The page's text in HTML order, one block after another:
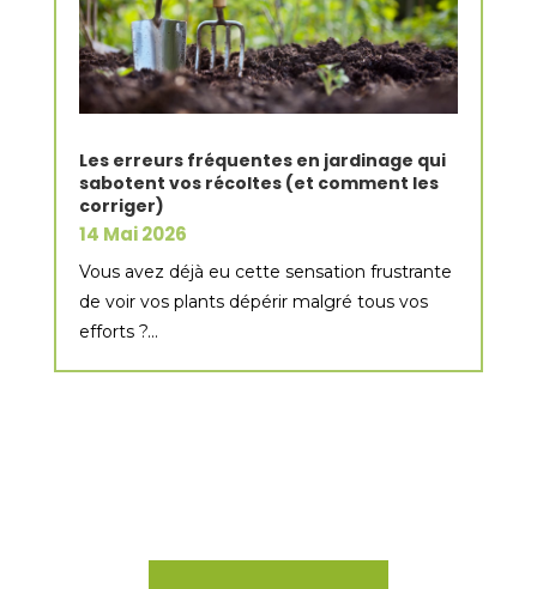
Les erreurs fréquentes en jardinage qui
sabotent vos récoltes (et comment les
corriger)
14 Mai 2026
Vous avez déjà eu cette sensation frustrante
de voir vos plants dépérir malgré tous vos
efforts ?...